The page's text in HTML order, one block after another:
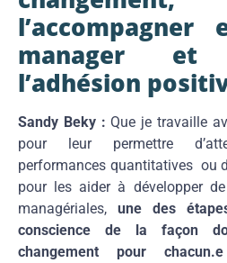
manager
l’adhésion
Sandy Beky : Que je travaille
pour leur permettre
performances quantitatives ou
pour les aider à développer
managériales,une des
conscience de la façon
changement pour